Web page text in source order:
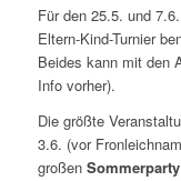
Für den 25.5. und
Eltern-Kind-Turnier
Beides kann mit den
Info vorher).
Die größte
3.6. (vor
großen Sommerparty